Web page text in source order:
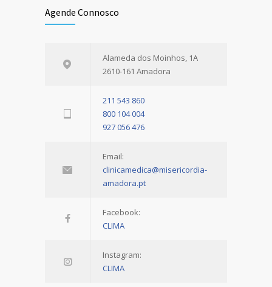
Agende Connosco
Alameda dos Moinhos, 1A
2610-161 Amadora
211 543 860
800 104 004
927 056 476
Email:
clinicamedica@misericordia-
amadora.pt
Facebook:
CLIMA
Instagram:
CLIMA